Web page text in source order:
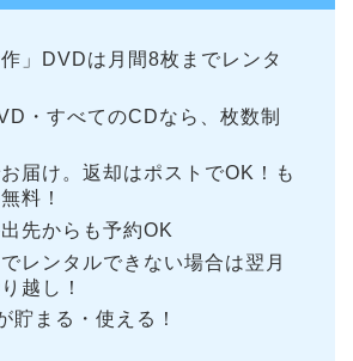
作」DVDは月間8枚までレンタ
・すべてのCDなら、枚数制
届け。返却はポストでOK！も
料！
先からも予約OK
でレンタルできない場合は翌月
越し！
貯まる・使える！